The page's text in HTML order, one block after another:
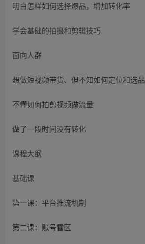
明白怎样如何选择爆品，增加转化率
学会基础的拍摄和剪辑技巧
面向人群
想做短视频带货、但不知如何定位和选品
不懂如何拍剪视频做流量
做了一段时间没有转化
课程大纲
基础课
第一课：平台推流机制
第二课：账号雷区